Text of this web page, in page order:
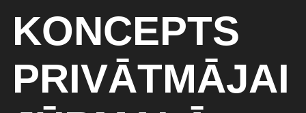
KONCEPTS
PRIVĀTMĀJAI